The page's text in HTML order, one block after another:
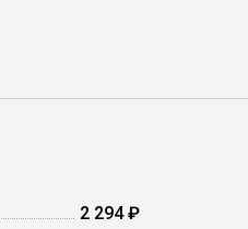
2 294 ₽